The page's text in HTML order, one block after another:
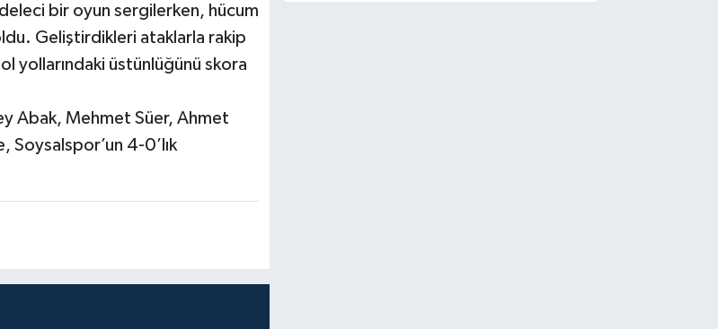
bir oyun sergilerken, hücum
Geliştirdikleri ataklarla rakip
yollarındaki üstünlüğünü skora
Abak, Mehmet Süer, Ahmet
4-0’lık